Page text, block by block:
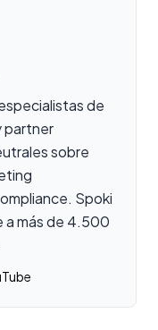
de
partner
sobre
Spoki
a más de 4.500